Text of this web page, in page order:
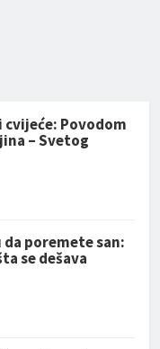
Povodom
– Svetog
poremete san:
se dešava